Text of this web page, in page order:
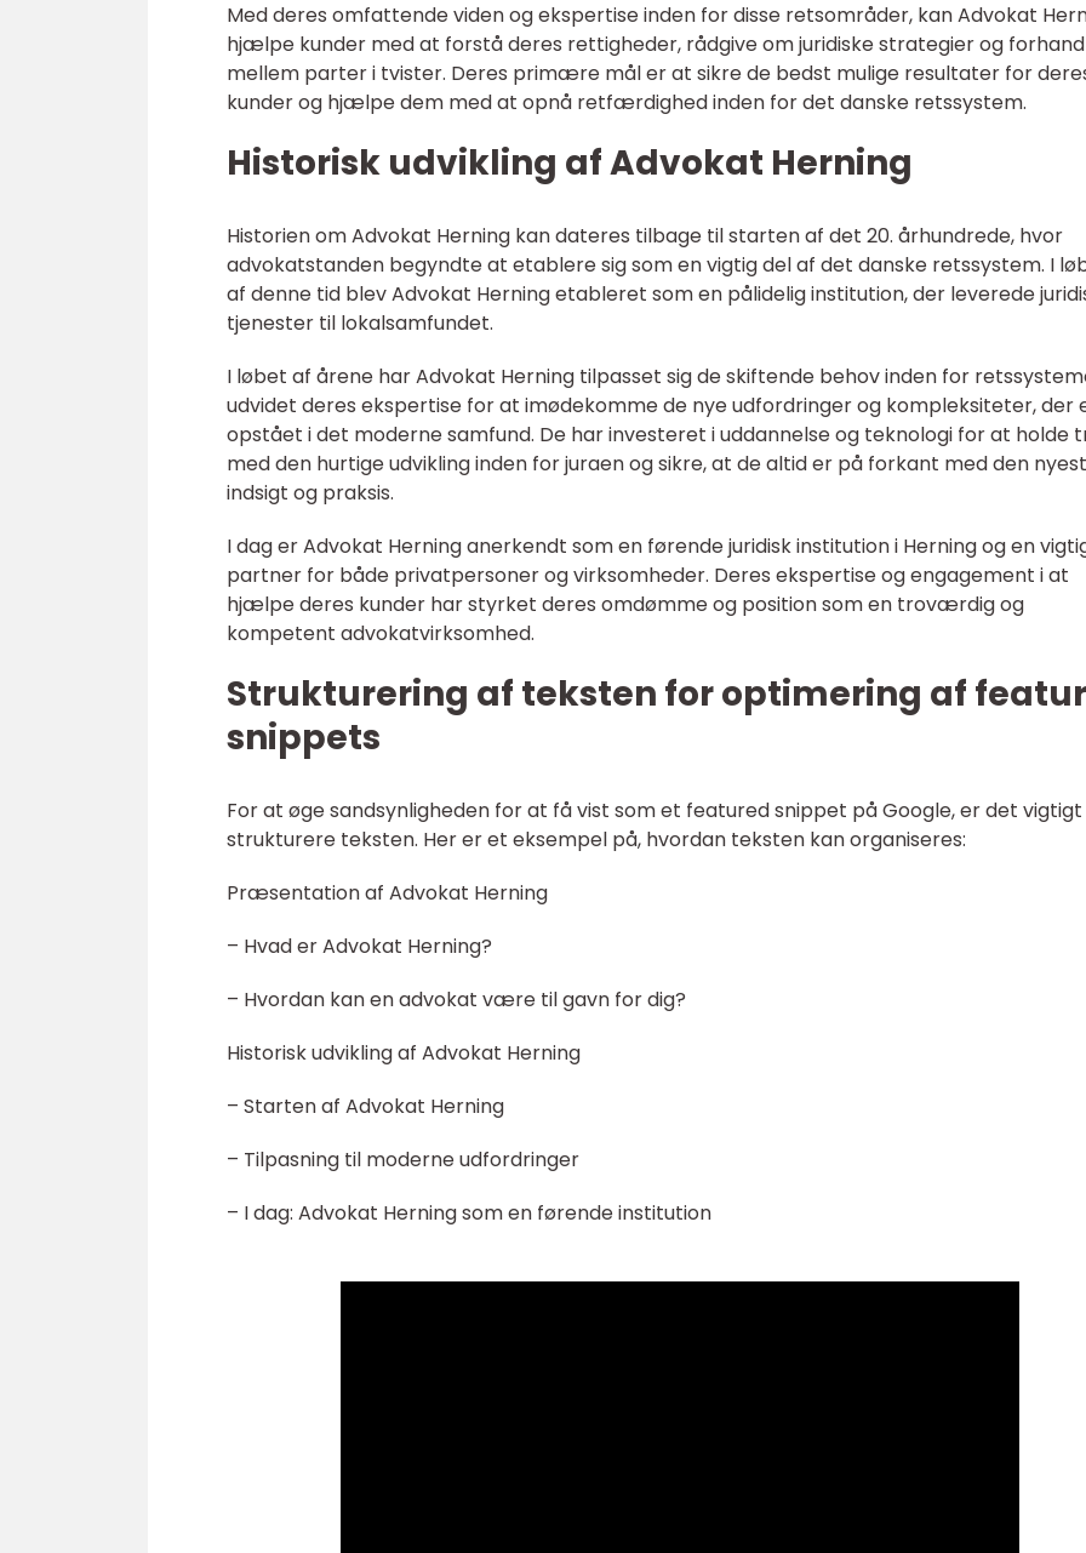
Med deres omfattende viden og ekspertise inden for disse retsområder, kan Advokat
hjælpe kunder med at forstå deres rettigheder, rådgive om juridiske strategier og
mellem parter i tvister. Deres primære mål er at sikre de bedst mulige resultater for
kunder og hjælpe dem med at opnå retfærdighed inden for det danske retssystem.
Historisk udvikling af Advokat Herning
Historien om Advokat Herning kan dateres tilbage til starten af det 20. århundrede, hvor
advokatstanden begyndte at etablere sig som en vigtig del af det danske retssystem. I
af denne tid blev Advokat Herning etableret som en pålidelig institution, der leverede
tjenester til lokalsamfundet.
I løbet af årene har Advokat Herning tilpasset sig de skiftende behov inden for
udvidet deres ekspertise for at imødekomme de nye udfordringer og kompleksiteter, der
opstået i det moderne samfund. De har investeret i uddannelse og teknologi for at holde
med den hurtige udvikling inden for juraen og sikre, at de altid er på forkant med den
indsigt og praksis.
I dag er Advokat Herning anerkendt som en førende juridisk institution i Herning og en
partner for både privatpersoner og virksomheder. Deres ekspertise og engagement i at
hjælpe deres kunder har styrket deres omdømme og position som en troværdig og
kompetent advokatvirksomhed.
Strukturering af teksten for optimering af
snippets
For at øge sandsynligheden for at få vist som et featured snippet på Google, er det
strukturere teksten. Her er et eksempel på, hvordan teksten kan organiseres:
Præsentation af Advokat Herning
– Hvad er Advokat Herning?
– Hvordan kan en advokat være til gavn for dig?
Historisk udvikling af Advokat Herning
– Starten af Advokat Herning
– Tilpasning til moderne udfordringer
– I dag: Advokat Herning som en førende institution